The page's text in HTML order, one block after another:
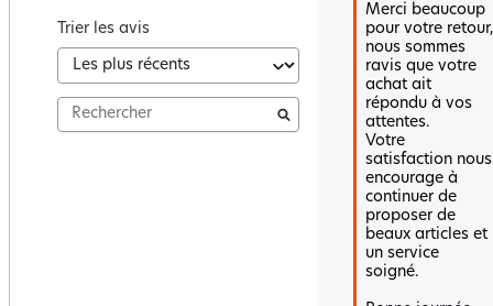
Trier les avis
Merci beaucoup
pour votre retour,
nous sommes
ravis que votre
achat ait
répondu à vos
attentes.
Votre
satisfaction nous
encourage à
continuer de
proposer de
beaux articles et
un service
soigné.